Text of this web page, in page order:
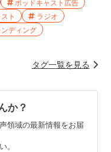
ポッドキャスト広告
ト
ラジオ
ディング
タグ一覧を見る
か？
領域の最新情報をお届
。